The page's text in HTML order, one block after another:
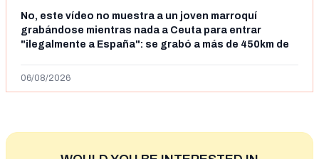
No, este vídeo no muestra a un joven marroquí
grabándose mientras nada a Ceuta para entrar
"ilegalmente a España": se grabó a más de 450km de
06/08/2026